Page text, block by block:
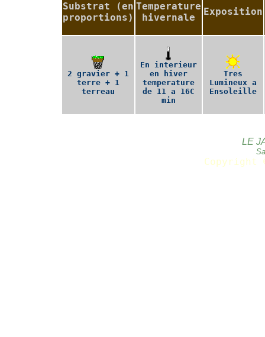
Substrat (en
proportions)
Temperature
hivernale
Exposition
2 gravier + 1
terre + 1
terreau
En interieur
en hiver
temperature
de 11 a 16C
min
Tres
Lumineux a
Ensoleille
LE
Copyright